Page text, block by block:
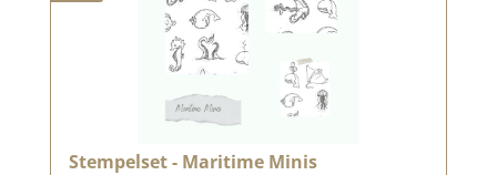
Stempelset - Maritime Minis